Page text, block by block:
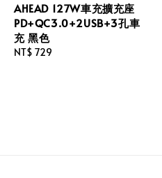
AHEAD 127W車充擴充座
PD+QC3.0+2USB+3孔車
充 黑色
Regular
NT$ 729